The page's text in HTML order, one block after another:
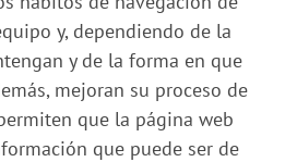
y, dependiendo de la
y de la forma en que
mejoran su proceso de
que la página web
que puede ser de